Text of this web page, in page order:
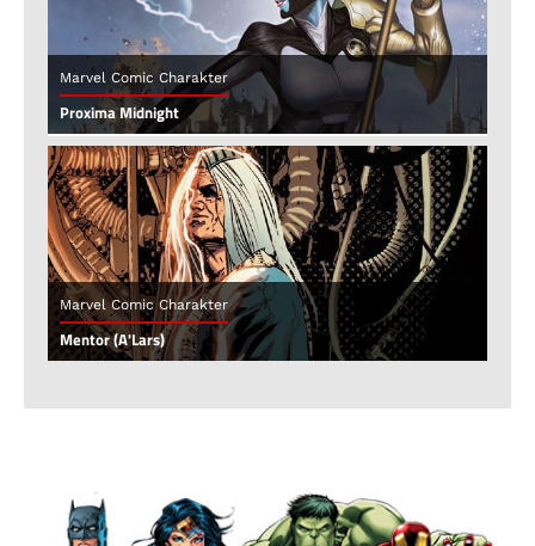
Marvel Comic Charakter
Proxima Midnight
Marvel Comic Charakter
Mentor (A'Lars)